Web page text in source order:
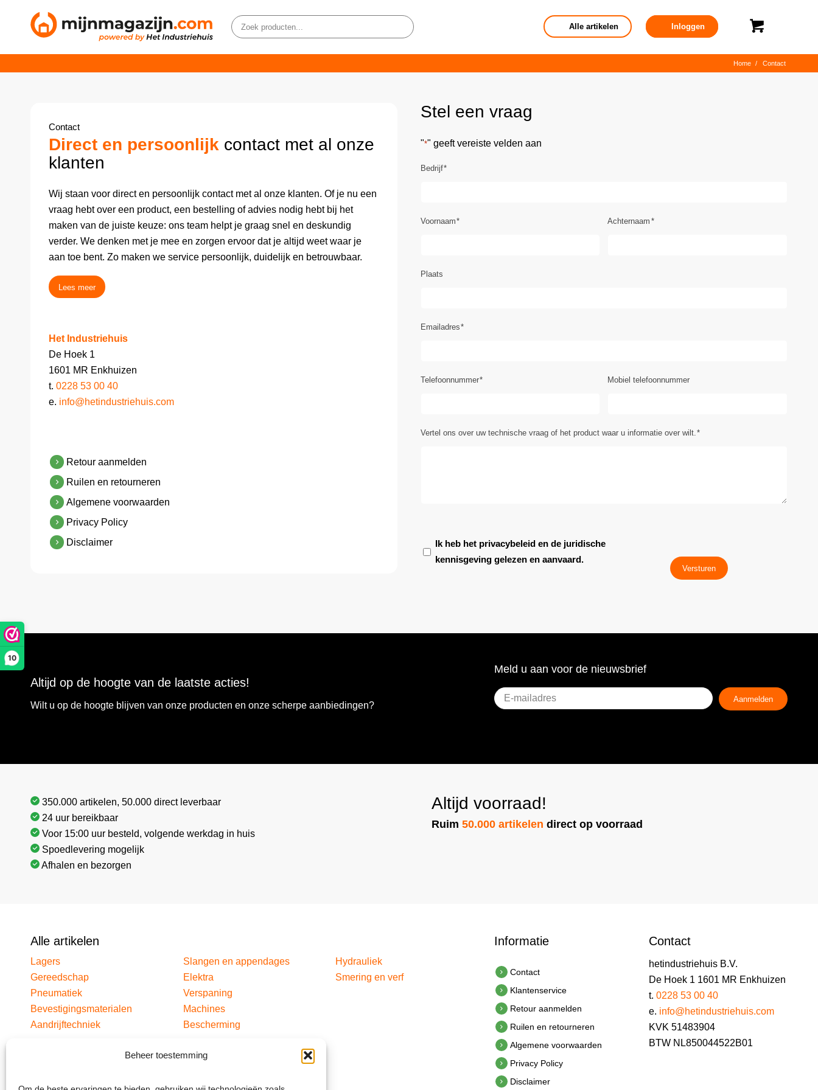
10
Beheer toestemming
Alle artikelen Inloggen
Home / Contact
Contact
Direct en persoonlijk contact met al onze
klanten
Wij staan voor direct en persoonlijk contact met al onze klanten. Of je nu een
vraag hebt over een product, een bestelling of advies nodig hebt bij het
maken van de juiste keuze: ons team helpt je graag snel en deskundig
verder. We denken met je mee en zorgen ervoor dat je altijd weet waar je
aan toe bent. Zo maken we service persoonlijk, duidelijk en betrouwbaar.
Lees meer
Het Industriehuis
De Hoek 1
1601 MR Enkhuizen
t. 0228 53 00 40
e. info@hetindustriehuis.com
Retour aanmelden
Ruilen en retourneren
Algemene voorwaarden
Privacy Policy
Disclaimer
Stel een vraag
"*" geeft vereiste velden aan
Bedrijf*
Voornaam* Achternaam *
Plaats
Emailadres*
Telefoonnummer* Mobiel telefoonnummer
Vertel ons over uw technische vraag of het product waar u informatie over wilt.*
Ik heb het privacybeleid en de juridische
kennisgeving gelezen en aanvaard.
Versturen
Altijd op de hoogte van de laatste acties!
Wilt u op de hoogte blijven van onze producten en onze scherpe aanbiedingen?
Meld u aan voor de nieuwsbrief
E-
mailadres(Vereist)
Aanmelden
350.000 artikelen, 50.000 direct leverbaar
24 uur bereikbaar
Voor 15:00 uur besteld, volgende werkdag in huis
Spoedlevering mogelijk
Afhalen en bezorgen
Altijd voorraad!
Ruim50.000 artikelen direct op voorraad
Alle artikelen
Lagers
Gereedschap
Pneumatiek
Bevestigingsmaterialen
Aandrijftechniek
Slangen en appendages
Elektra
Verspaning
Machines
Bescherming
Hydrauliek
Smering en verf
Informatie
Contact
Klantenservice
Retour aanmelden
Ruilen en retourneren
Algemene voorwaarden
Privacy Policy
Disclaimer
Contact
hetindustriehuis B.V.
De Hoek 1 1601 MR Enkhuizen
t. 0228 53 00 40
e. info@hetindustriehuis.com
KVK 51483904
BTW NL850044522B01